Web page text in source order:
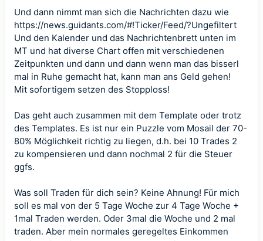
Und dann nimmt man sich die Nachrichten dazu wie
https://news.guidants.com/#!Ticker/Feed/?Ungefiltert
Und den Kalender und das Nachrichtenbrett unten im
MT und hat diverse Chart offen mit verschiedenen
Zeitpunkten und dann und dann wenn man das bisserl
mal in Ruhe gemacht hat, kann man ans Geld gehen!
Mit sofortigem setzen des Stopploss!
Das geht auch zusammen mit dem Template oder trotz
des Templates. Es ist nur ein Puzzle vom Mosail der 70-
80% Möglichkeit richtig zu liegen, d.h. bei 10 Trades 2
zu kompensieren und dann nochmal 2 für die Steuer
ggfs.
Was soll Traden für dich sein? Keine Ahnung! Für mich
soll es mal von der 5 Tage Woche zur 4 Tage Woche +
1mal Traden werden. Oder 3mal die Woche und 2 mal
traden. Aber mein normales geregeltes Einkommen